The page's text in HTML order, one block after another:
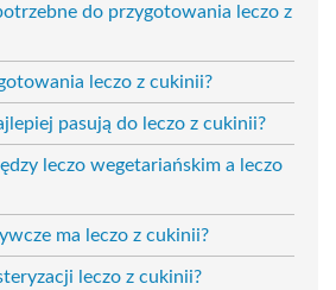
do przygotowania leczo z
leczo z cukinii?
pasują do leczo z cukinii?
leczo wegetariańskim a leczo
ma leczo z cukinii?
leczo z cukinii?